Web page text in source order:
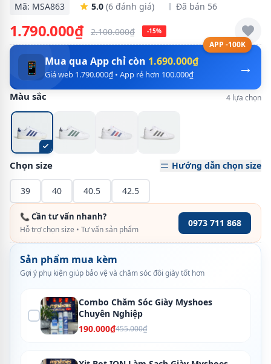
Mã: MSA863 5.0 (6 đánh giá) Đã bán 56
1.790.000₫ 2.100.000₫ -15%
APP -100K
→
📱 Mua qua App chỉ còn 1.690.000₫
Giá web 1.790.000₫ • App rẻ hơn 100.000₫
Màu sắc 4 lựa chọn
Chọn size Hướng dẫn chọn size
39 40 40.5 42.5
📞 Cần tư vấn nhanh?
Hỗ trợ chọn size • Tư vấn sản phẩm
0973 711 868
Sản phẩm mua kèm
Gợi ý phụ kiện giúp bảo vệ và chăm sóc đôi giày tốt hơn
Combo Chăm Sóc Giày Myshoes
Chuyên Nghiệp
190.000₫455.000₫